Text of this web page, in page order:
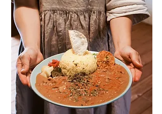
っぷり！ナポリ伝統のピッツァフリッ
タ（揚げピッツァ）揚げたて、出来立
てをお渡しします♪